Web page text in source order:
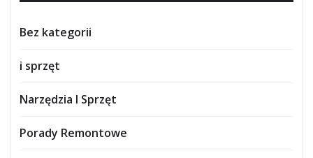
Bez kategorii
i sprzęt
Narzędzia I Sprzęt
Porady Remontowe